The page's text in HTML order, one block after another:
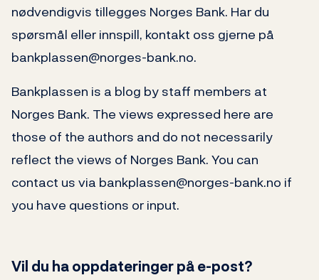
nødvendigvis tillegges Norges Bank. Har du
spørsmål eller innspill, kontakt oss gjerne på
bankplassen@norges-bank.no.
Bankplassen is a blog by staff members at
Norges Bank. The views expressed here are
those of the authors and do not necessarily
reflect the views of Norges Bank. You can
contact us via bankplassen@norges-bank.no if
you have questions or input.
Vil du ha oppdateringer på e-post?